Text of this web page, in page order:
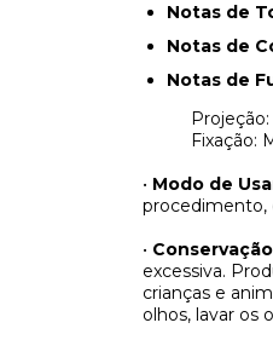
Notas de
Notas de
Notas de
Fixação:
• Modo de
procedimento,
•
excessiva.
crianças e
olhos, lavar os